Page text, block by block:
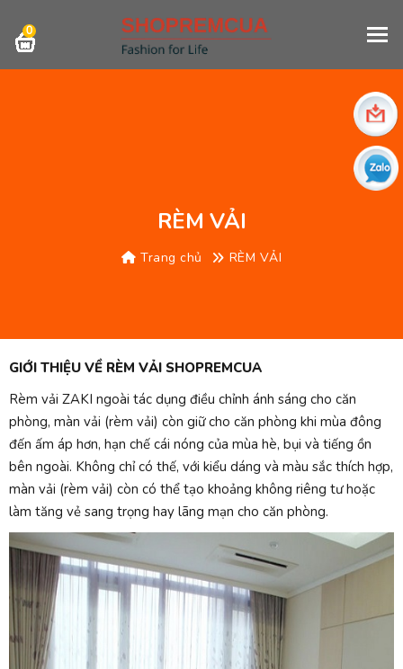
0
RÈM VẢI
Trang chủ RÈM VẢI
GIỚI THIỆU VỀ RÈM VẢI SHOPREMCUA
Rèm vải ZAKI ngoài tác dụng điều chỉnh ánh sáng cho căn
phòng, màn vải (rèm vải) còn giữ cho căn phòng khi mùa đông
đến ấm áp hơn, hạn chế cái nóng của mùa hè, bụi và tiếng ồn
bên ngoài. Không chỉ có thế, với kiểu dáng và màu sắc thích hợp,
màn vải (rèm vải) còn có thể tạo khoảng không riêng tư hoặc
làm tăng vẻ sang trọng hay lãng mạn cho căn phòng.